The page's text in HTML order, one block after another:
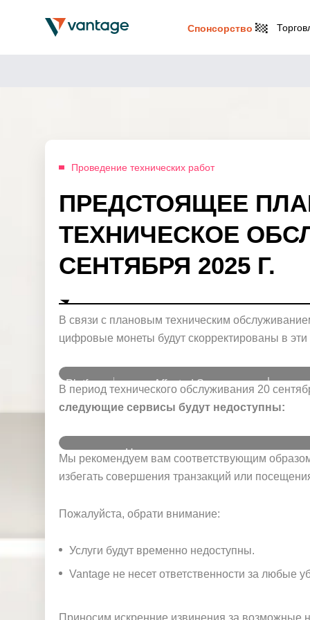
Спонсорство
Проведение технических работ
ПРЕДСТОЯЩЕЕ
ТЕХНИЧЕСКОЕ
СЕНТЯБРЯ 2025 Г.
В связи с плановым техническим
цифровые монеты будут скорректированы в
Platform Affected Server
MT4
VantageInternational-Live 3
VantageInternational-Live 10
21
В период технического обслуживания 20
следующие сервисы будут недоступны:
Платфо
рма
Недоступ
ные
услуги
Клиентс
Вывод/
VantageInternational-
Прилож
ение
Мы рекомендуем вам соответствующим
избегать совершения транзакций или
Пожалуйста, обрати внимание:
Услуги будут временно недоступны.
Vantage не несет ответственности за любые
Приносим искренние извинения за возможные